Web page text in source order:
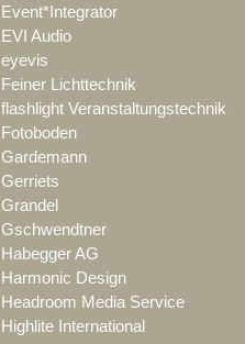
Event*Integrator
EVI Audio
eyevis
Feiner Lichttechnik
flashlight Veranstaltungstechnik
Fotoboden
Gardemann
Gerriets
Grandel
Gschwendtner
Habegger AG
Harmonic Design
Headroom Media Service
Highlite International